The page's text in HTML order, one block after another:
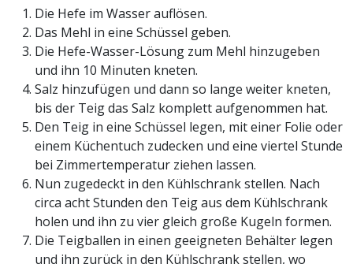
Die Hefe im Wasser auflösen.
Das Mehl in eine Schüssel geben.
Die Hefe-Wasser-Lösung zum Mehl hinzugeben
und ihn 10 Minuten kneten.
Salz hinzufügen und dann so lange weiter kneten,
bis der Teig das Salz komplett aufgenommen hat.
Den Teig in eine Schüssel legen, mit einer Folie oder
einem Küchentuch zudecken und eine viertel Stunde
bei Zimmertemperatur ziehen lassen.
Nun zugedeckt in den Kühlschrank stellen. Nach
circa acht Stunden den Teig aus dem Kühlschrank
holen und ihn zu vier gleich große Kugeln formen.
Die Teigballen in einen geeigneten Behälter legen
und ihn zurück in den Kühlschrank stellen, wo